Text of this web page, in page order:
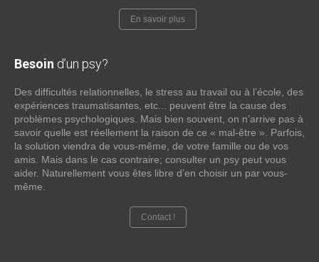
En savoir plus
Besoin d’un psy?
Des difficultés relationnelles, le stress au travail ou à l’école, des
expériences traumatisantes, etc... peuvent être la cause des
problèmes psychologiques. Mais bien souvent, on n’arrive pas à
savoir quelle est réellement la raison de ce « mal-être ». Parfois,
la solution viendra de vous-même, de votre famille ou de vos
amis. Mais dans le cas contraire; consulter un psy peut vous
aider. Naturellement vous êtes libre d’en choisir un par vous-
même.
Contact !